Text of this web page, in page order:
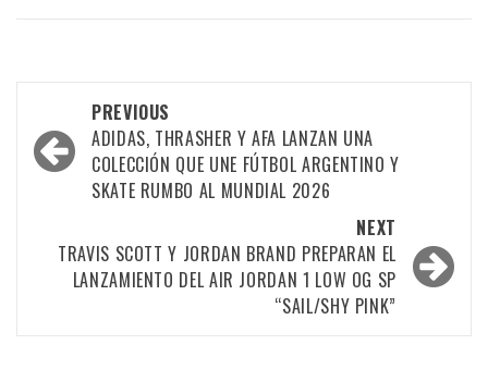
PREVIOUS
ADIDAS, THRASHER Y AFA LANZAN UNA
COLECCIÓN QUE UNE FÚTBOL ARGENTINO Y
SKATE RUMBO AL MUNDIAL 2026
NEXT
TRAVIS SCOTT Y JORDAN BRAND PREPARAN EL
LANZAMIENTO DEL AIR JORDAN 1 LOW OG SP
“SAIL/SHY PINK”